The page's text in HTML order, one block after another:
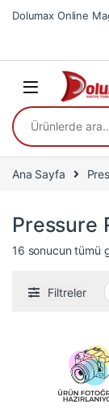
Skip to navigation
Skip to content
Dolumax Online
Ara:
Ana Sayfa
Pressure
16 sonucun tümü
Filtreler